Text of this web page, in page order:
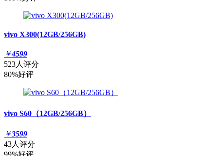
vivo X300(12GB/256GB)
￥4599
523人评分
80%好评
vivo S60（12GB/256GB）
￥3599
43人评分
99%好评